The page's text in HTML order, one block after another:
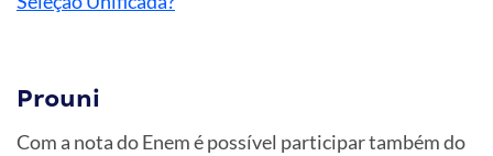
Prouni
Com a nota do Enem é possível participar também do